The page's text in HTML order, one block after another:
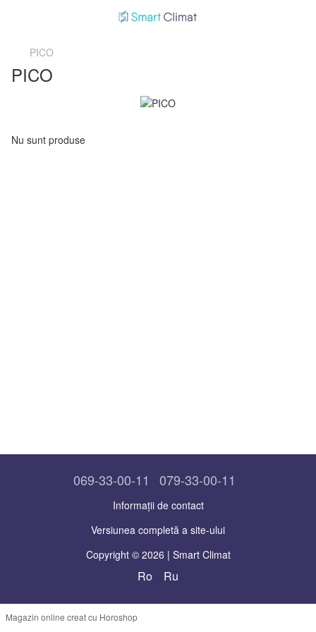
PICO
PICO
Nu sunt produse
069-33-00-11 079-33-00-11
Informații de contact
Versiunea completă a site-ului
Copyright © 2026 | Smart Climat
Ro Ru
Magazin online creat cu Horoshop